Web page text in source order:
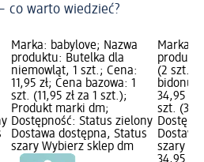
co warto wiedzieć?
Marka: babylove; Nazwa
produktu: Butelka dla
niemowląt, 1 szt.; Cena:
11,95 zł; Cena bazowa: 1
szt. (11,95 zł za 1 szt.);
Produkt marki dm;
Dostępność: Status zielony
Dostawa dostępna, Status
szary Wybierz sklep dm
Marka:
(2 szt.) i
bidonu,
34,95
szt.
szary
34,95 zł